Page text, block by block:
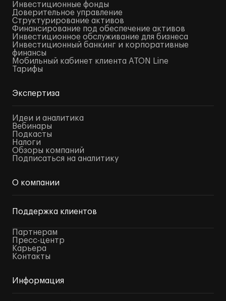
Инвестиционные фонды
Доверительное управление
Структурирование активов
Финансирование под обеспечение активов
Инвестиционное обслуживание для бизнеса
Инвестиционный банкинг и корпоративные
финансы
Мобильный кабинет клиента ATON Line
Тарифы
Экспертиза
Идеи и аналитика
Вебинары
Подкасты
Налоги
Обзоры компаний
Подписаться на аналитику
О компании
Поддержка клиентов
Партнерам
Пресс-центр
Карьера
Контакты
Информация